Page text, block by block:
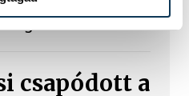
válassza
elnököt.
csapódott a